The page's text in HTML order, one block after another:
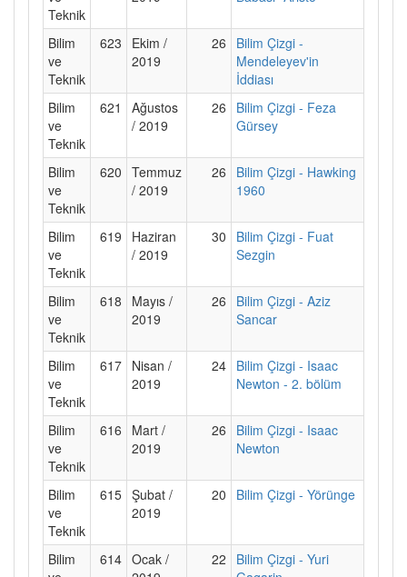
Teknik
Bilim
ve
Teknik
623
Ekim /
2019
26
Bilim Çizgi -
Mendeleyev'in
İddiası
Bilim
ve
Teknik
621
Ağustos
/ 2019
26
Bilim Çizgi - Feza
Gürsey
Bilim
ve
Teknik
620 Temmuz
/ 2019
26
Bilim Çizgi - Hawking
1960
Bilim
ve
Teknik
619
Haziran
/ 2019
30
Bilim Çizgi - Fuat
Sezgin
Bilim
ve
Teknik
618
Mayıs /
2019
26
Bilim Çizgi - Aziz
Sancar
Bilim
ve
Teknik
617 Nisan /
2019
24 Bilim Çizgi - Isaac
Newton - 2. bölüm
Bilim
ve
Teknik
616
Mart /
2019
26
Bilim Çizgi - Isaac
Newton
Bilim
ve
Teknik
615 Şubat /
2019
20 Bilim Çizgi - Yörünge
Bilim
614 Ocak /
22
Bilim Çizgi - Yuri